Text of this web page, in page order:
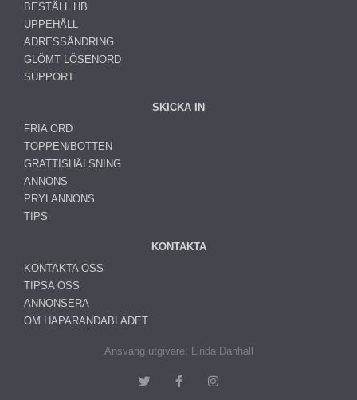
BESTÄLL HB
UPPEHÅLL
ADRESSÄNDRING
GLÖMT LÖSENORD
SUPPORT
SKICKA IN
FRIA ORD
TOPPEN/BOTTEN
GRATTISHÄLSNING
ANNONS
PRYLANNONS
TIPS
KONTAKTA
KONTAKTA OSS
TIPSA OSS
ANNONSERA
OM HAPARANDABLADET
Ansvarig utgivare: Linda Danhall